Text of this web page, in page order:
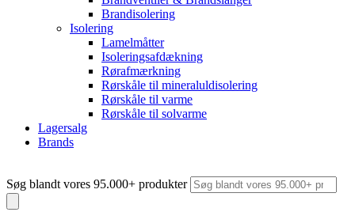
Brandisolering
Isolering
Lamelmåtter
Isoleringsafdækning
Rørafmærkning
Rørskåle til mineraluldisolering
Rørskåle til varme
Rørskåle til solvarme
Lagersalg
Brands
Søg blandt vores 95.000+ produkter